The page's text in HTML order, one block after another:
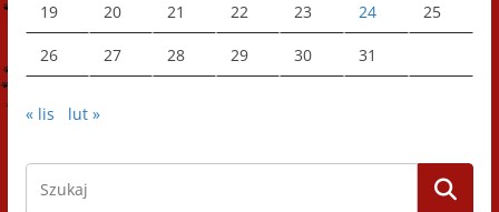
19 20 21 22 23 24 25
26 27 28 29 30 31
« lis lut »